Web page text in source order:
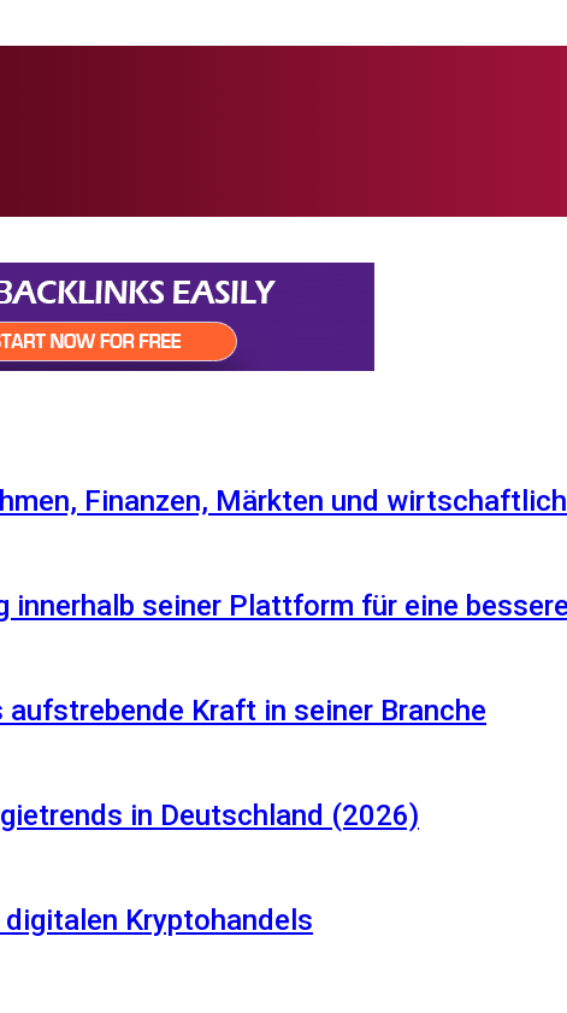
Finanzen, Märkten und
seiner Plattform für eine
Kraft in seiner Branche
in Deutschland (2026)
Kryptohandels